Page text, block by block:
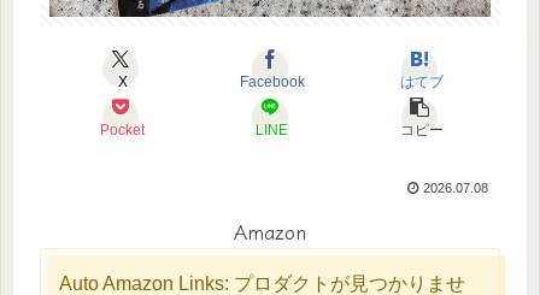
X Facebook はてブ
Pocket LINE コピー
2026.07.08
Amazon
Auto Amazon Links: プロダクトが見つかりませ